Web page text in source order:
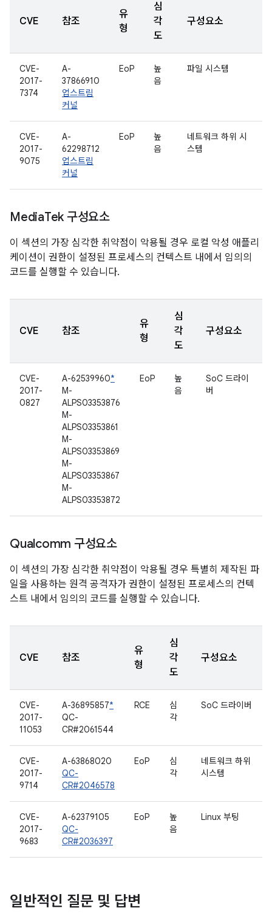
CVE 참조
유
형
심
각
도
구성요소
CVE-
2017-
7374
A-
37866910
업스트림
커널
EoP
높
음
파일 시스템
CVE-
2017-
9075
A-
62298712
업스트림
커널
EoP
높
음
네트워크 하위 시
스템
MediaTek 구성요소
이 섹션의 가장 심각한 취약점이 악용될 경우 로컬 악성 애플리
케이션이 권한이 설정된 프로세스의 컨텍스트 내에서 임의의
코드를 실행할 수 있습니다.
CVE 참조
유
형
심
각
도
구성요소
CVE-
2017-
0827
A-62539960*
M-
ALPS03353876
M-
ALPS03353861
M-
ALPS03353869
M-
ALPS03353867
M-
ALPS03353872
EoP
높
음
SoC 드라이
버
Qualcomm 구성요소
이 섹션의 가장 심각한 취약점이 악용될 경우 특별히 제작된 파
일을 사용하는 원격 공격자가 권한이 설정된 프로세스의 컨텍
스트 내에서 임의의 코드를 실행할 수 있습니다.
CVE 참조
유
형
심
각
도
구성요소
CVE-
2017-
11053
A-36895857*
QC-
CR#2061544
RCE
심
각
SoC 드라이버
CVE-
2017-
9714
A-63868020
QC-
CR#2046578
EoP
심
각
네트워크 하위
시스템
CVE-
2017-
9683
A-62379105
QC-
CR#2036397
EoP
높
음
Linux 부팅
일반적인 질문 및 답변